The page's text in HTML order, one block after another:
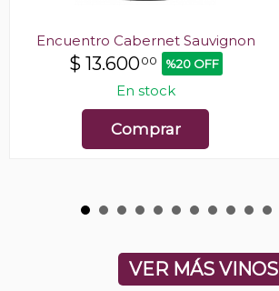
Encuentro Cabernet Sauvignon
$ 13.60000 %20 OFF
En stock
Comprar
VER MÁS VINOS